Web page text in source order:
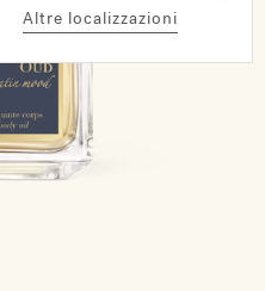
Altre localizzazioni